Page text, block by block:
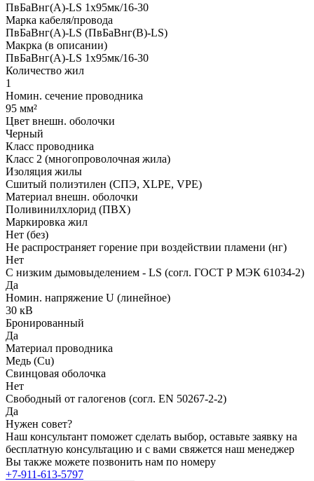
ПвБаВнг(A)-LS 1х95мк/16-30
Марка кабеля/провода
ПвБаВнг(A)-LS (ПвБаВнг(B)-LS)
Макрка (в описании)
ПвБаВнг(A)-LS 1х95мк/16-30
Количество жил
1
Номин. сечение проводника
95 мм²
Цвет внешн. оболочки
Черный
Класс проводника
Класс 2 (многопроволочная жила)
Изоляция жилы
Сшитый полиэтилен (СПЭ, XLPE, VPE)
Материал внешн. оболочки
Поливинилхлорид (ПВХ)
Маркировка жил
Нет (без)
Не распространяет горение при воздействии пламени (нг)
Нет
С низким дымовыделением - LS (согл. ГОСТ Р МЭК 61034-2)
Да
Номин. напряжение U (линейное)
30 кВ
Бронированный
Да
Материал проводника
Медь (Cu)
Свинцовая оболочка
Нет
Свободный от галогенов (согл. EN 50267-2-2)
Да
Нужен совет?
Наш консультант поможет сделать выбор, оставьте заявку на
бесплатную консультацию и с вами свяжется наш менеджер
Вы также можете позвонить нам по номеру
+7-911-613-5797